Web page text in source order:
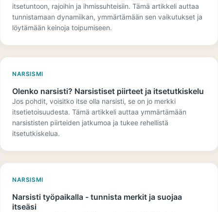
itsetuntoon, rajoihin ja ihmissuhteisiin. Tämä artikkeli auttaa
tunnistamaan dynamiikan, ymmärtämään sen vaikutukset ja
löytämään keinoja toipumiseen.
NARSISMI
Olenko narsisti? Narsistiset piirteet ja itsetutkiskelu
Jos pohdit, voisitko itse olla narsisti, se on jo merkki
itsetietoisuudesta. Tämä artikkeli auttaa ymmärtämään
narsististen piirteiden jatkumoa ja tukee rehellistä
itsetutkiskelua.
NARSISMI
Narsisti työpaikalla - tunnista merkit ja suojaa
itseäsi